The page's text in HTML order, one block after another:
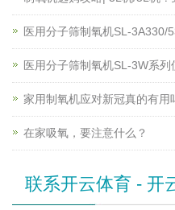
医用分子筛制氧机SL-3A330/
医用分子筛制氧机SL-3W系列
家用制氧机应对新冠真的有用
在家吸氧，要注意什么？
联系开云体育 - 开